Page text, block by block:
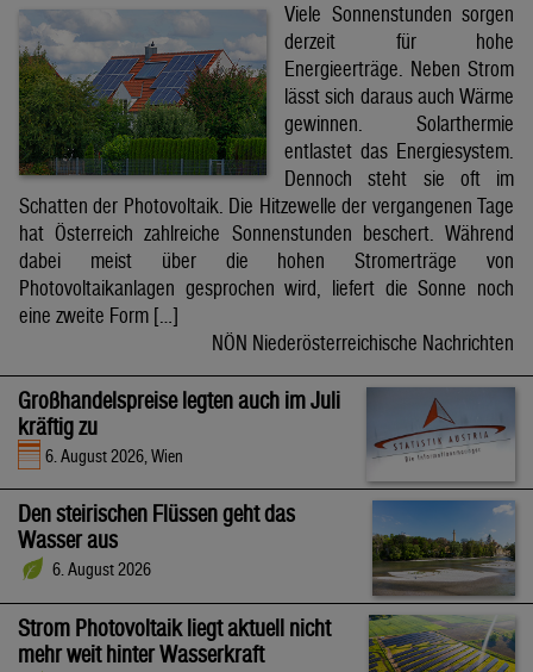
Viele Sonnenstunden sorgen
derzeit für hohe
Energieerträge. Neben Strom
lässt sich daraus auch Wärme
gewinnen. Solarthermie
entlastet das Energiesystem.
Dennoch steht sie oft im
Schatten der Photovoltaik. Die Hitzewelle der vergangenen Tage
hat Österreich zahlreiche Sonnenstunden beschert. Während
dabei meist über die hohen Stromerträge von
Photovoltaikanlagen gesprochen wird, liefert die Sonne noch
eine zweite Form […]
NÖN Niederösterreichische Nachrichten
Großhandelspreise legten auch im Juli
kräftig zu
6. August 2026, Wien
Den steirischen Flüssen geht das
Wasser aus
6. August 2026
Strom Photovoltaik liegt aktuell nicht
mehr weit hinter Wasserkraft